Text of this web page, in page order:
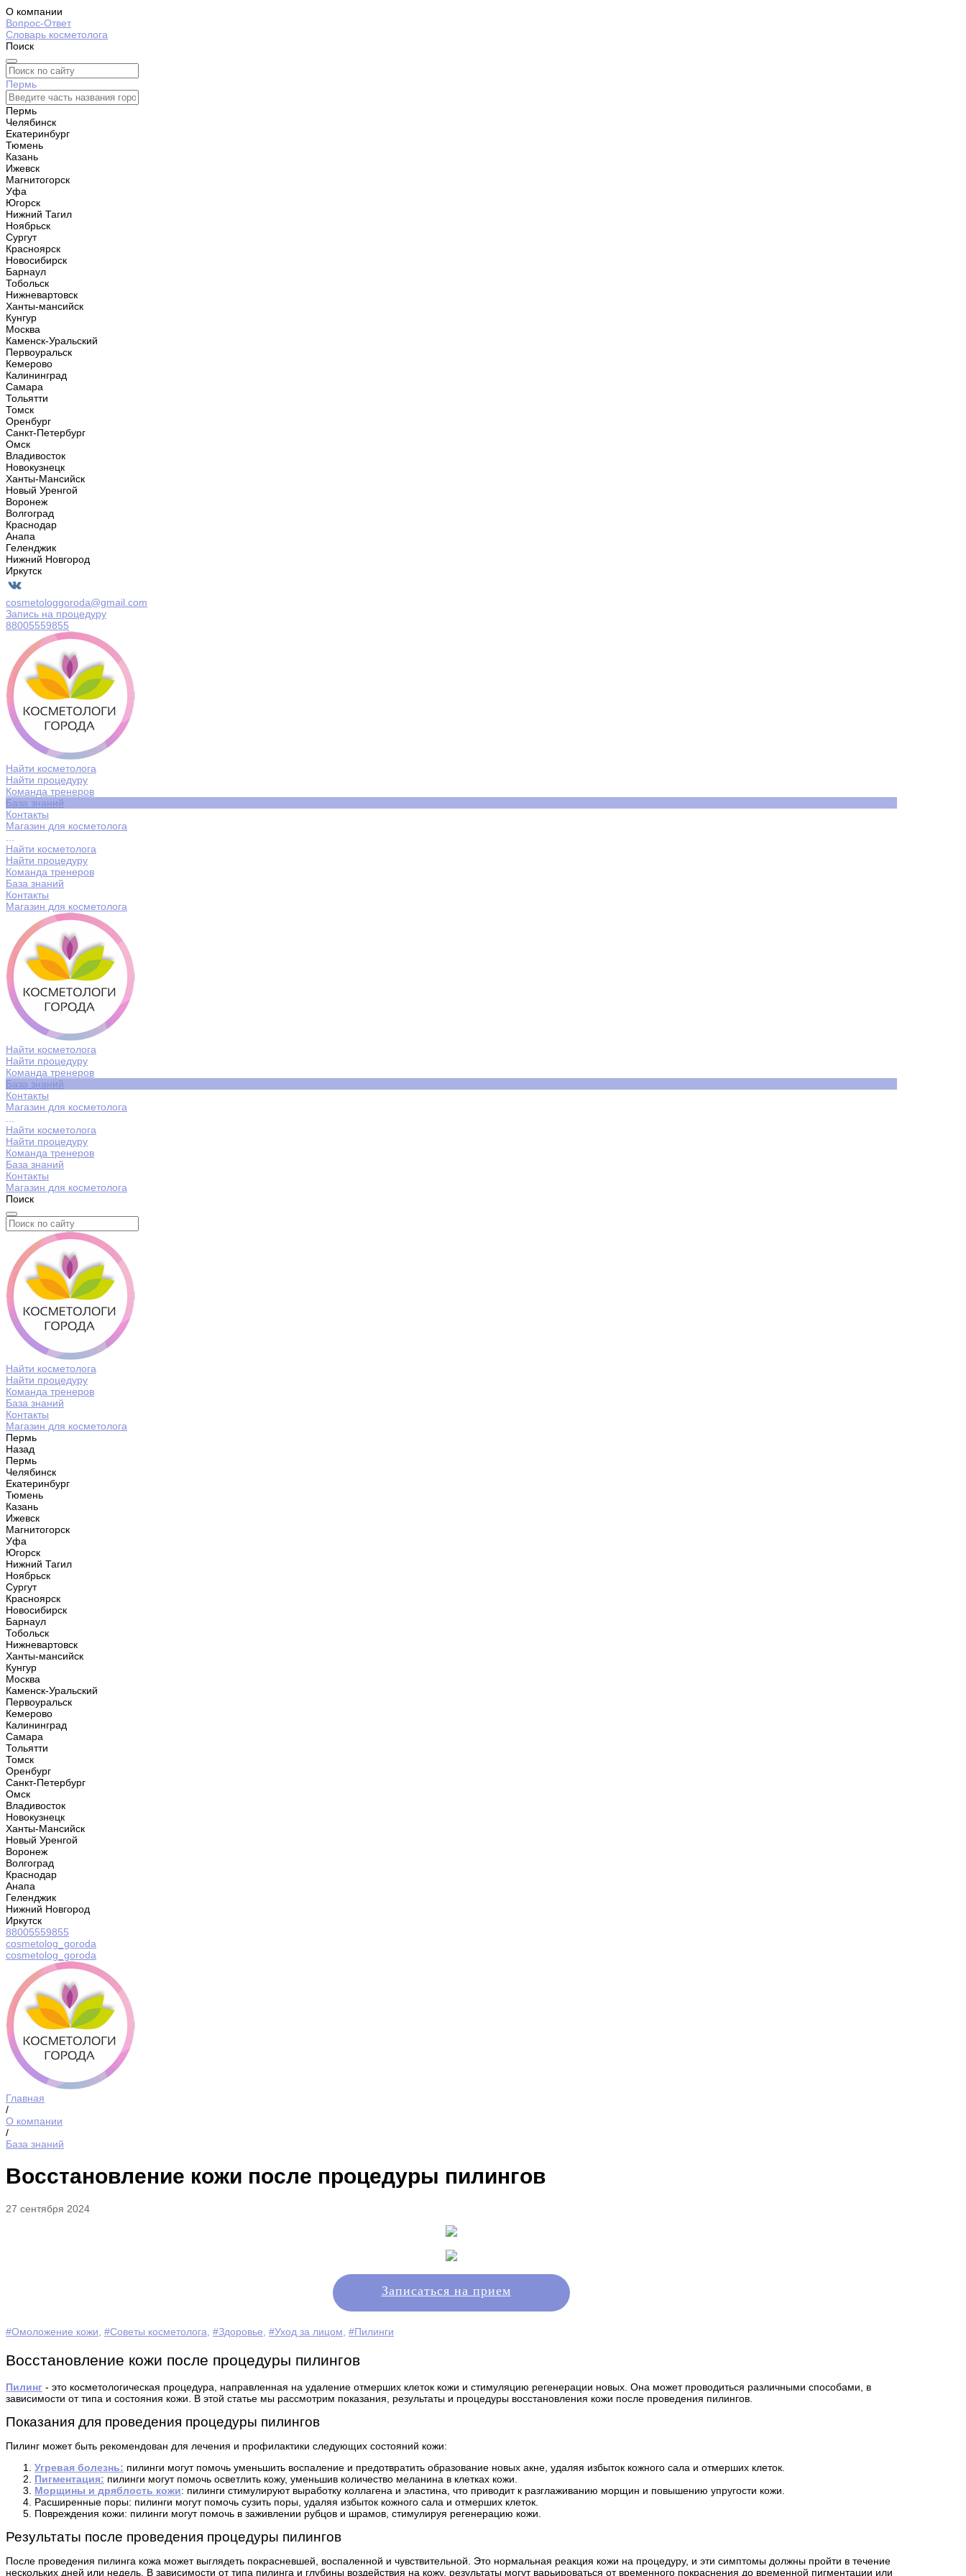
О компании
Вопрос-Ответ
Словарь косметолога
Поиск
Пермь
Пермь
Челябинск
Екатеринбург
Тюмень
Казань
Ижевск
Магнитогорск
Уфа
Югорск
Нижний Тагил
Ноябрьск
Сургут
Красноярск
Новосибирск
Барнаул
Тобольск
Нижневартовск
Ханты-мансийск
Кунгур
Москва
Каменск-Уральский
Первоуральск
Кемерово
Калининград
Самара
Тольятти
Томск
Оренбург
Санкт-Петербург
Омск
Владивосток
Новокузнецк
Ханты-Мансийск
Новый Уренгой
Воронеж
Волгоград
Краснодар
Анапа
Геленджик
Нижний Новгород
Иркутск
cosmetologgoroda@gmail.com
Запись на процедуру
88005559855
Найти косметолога
Найти процедуру
Команда тренеров
База знаний
Контакты
Магазин для косметолога
Найти косметолога
Найти процедуру
Команда тренеров
База знаний
Контакты
Магазин для косметолога
Найти косметолога
Найти процедуру
Команда тренеров
База знаний
Контакты
Магазин для косметолога
Найти косметолога
Найти процедуру
Команда тренеров
База знаний
Контакты
Магазин для косметолога
Поиск
Найти косметолога
Найти процедуру
Команда тренеров
База знаний
Контакты
Магазин для косметолога
Пермь
Назад
Пермь
Челябинск
Екатеринбург
Тюмень
Казань
Ижевск
Магнитогорск
Уфа
Югорск
Нижний Тагил
Ноябрьск
Сургут
Красноярск
Новосибирск
Барнаул
Тобольск
Нижневартовск
Ханты-мансийск
Кунгур
Москва
Каменск-Уральский
Первоуральск
Кемерово
Калининград
Самара
Тольятти
Томск
Оренбург
Санкт-Петербург
Омск
Владивосток
Новокузнецк
Ханты-Мансийск
Новый Уренгой
Воронеж
Волгоград
Краснодар
Анапа
Геленджик
Нижний Новгород
Иркутск
88005559855
cosmetolog_goroda
cosmetolog_goroda
Главная
/
О компании
/
База знаний
Восстановление кожи после процедуры пилингов
27 сентября 2024
Записаться на прием
#Омоложение кожи #Советы косметолога #Здоровье #Уход за лицом #Пилинги
Восстановление кожи после процедуры пилингов
Пилинг - это косметологическая процедура, направленная на удаление отмерших клеток кожи и стимуляцию регенерации новых. Она может проводиться различными способами, в
зависимости от типа и состояния кожи. В этой статье мы рассмотрим показания, результаты и процедуры восстановления кожи после проведения пилингов.
Показания для проведения процедуры пилингов
Пилинг может быть рекомендован для лечения и профилактики следующих состояний кожи:
Угревая болезнь: пилинги могут помочь уменьшить воспаление и предотвратить образование новых акне, удаляя избыток кожного сала и отмерших клеток.
Пигментация: пилинги могут помочь осветлить кожу, уменьшив количество меланина в клетках кожи.
Морщины и дряблость кожи: пилинги стимулируют выработку коллагена и эластина, что приводит к разглаживанию морщин и повышению упругости кожи.
Расширенные поры: пилинги могут помочь сузить поры, удаляя избыток кожного сала и отмерших клеток.
Повреждения кожи: пилинги могут помочь в заживлении рубцов и шрамов, стимулируя регенерацию кожи.
Результаты после проведения процедуры пилингов
После проведения пилинга кожа может выглядеть покрасневшей, воспаленной и чувствительной. Это нормальная реакция кожи на процедуру, и эти симптомы должны пройти в течение
нескольких дней или недель. В зависимости от типа пилинга и глубины воздействия на кожу, результаты могут варьироваться от временного покраснения до временной пигментации или